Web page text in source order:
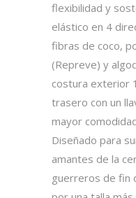
flexibilidad y
elástico en 4
fibras de coco,
(Repreve) y
costura exterior
trasero con un
mayor
Diseñado para
amantes de la
guerreros de fin